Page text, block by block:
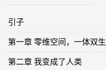
引子
第一章 零维空间，一体双生
第二章 我变成了人类